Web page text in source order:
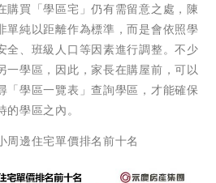
購買「學區宅」仍有需留意之處，陳
單純以距離作為標準，而是會依照學
全、班級人口等因素進行調整。不少
一學區，因此，家長在購屋前，可以
「學區一覽表」查詢學區，才能確保
學區之內。
周邊住宅單價排名前十名